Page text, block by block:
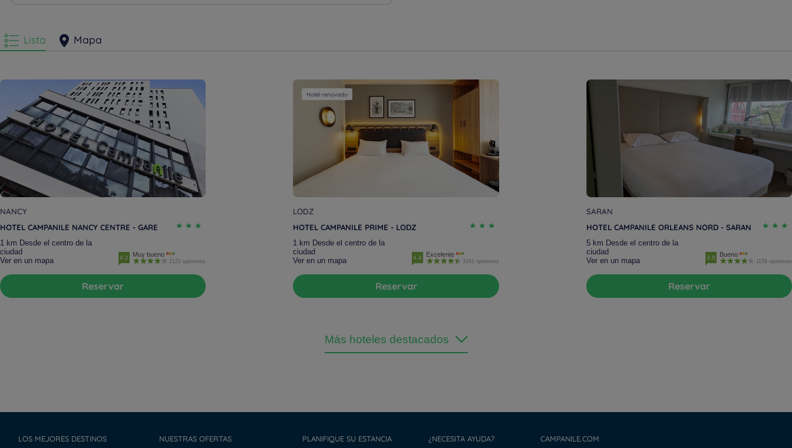
Lista Mapa
NANCY
HOTEL CAMPANILE NANCY CENTRE - GARE
1 km Desde el centro de la
ciudad
Ver en un mapa
4.2 Muy bueno
2121 opiniones
Reservar
Hotel renovado
LODZ
HOTEL CAMPANILE PRIME - LODZ
1 km Desde el centro de la
ciudad
Ver en un mapa
4.4 Excelente
3291 opiniones
Reservar
SARAN
HOTEL CAMPANILE ORLEANS NORD - SARAN
5 km Desde el centro de la
ciudad
Ver en un mapa
3.8 Bueno
1159 opiniones
Reservar
Más hoteles destacados
LOS MEJORES DESTINOS NUESTRAS OFERTAS PLANIFIQUE SU ESTANCIA ¿NECESITA AYUDA? CAMPANILE.COM